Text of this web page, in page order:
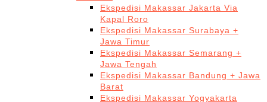
Ekspedisi Makassar Jakarta Via
Kapal Roro
Ekspedisi Makassar Surabaya +
Jawa Timur
Ekspedisi Makassar Semarang +
Jawa Tengah
Ekspedisi Makassar Bandung + Jawa
Barat
Ekspedisi Makassar Yogyakarta